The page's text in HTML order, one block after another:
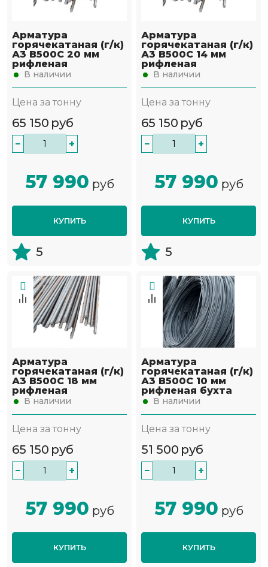
Арматура
горячекатаная (г/к)
А3 В500С 20 мм
рифленая
В наличии
Цена за тонну
65 150 руб
− +
57 990 руб
КУПИТЬ
5
Арматура
горячекатаная (г/к)
А3 В500С 14 мм
рифленая
В наличии
Цена за тонну
65 150 руб
− +
57 990 руб
КУПИТЬ
5
Арматура
горячекатаная (г/к)
А3 В500С 18 мм
рифленая
В наличии
Цена за тонну
65 150 руб
− +
57 990 руб
КУПИТЬ
Арматура
горячекатаная (г/к)
А3 В500С 10 мм
рифленая бухта
В наличии
Цена за тонну
51 500 руб
− +
57 990 руб
КУПИТЬ